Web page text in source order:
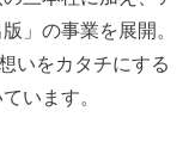
」の事業を展開。
いをカタチにする
います。